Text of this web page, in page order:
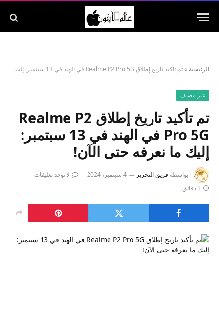
الرئيسية »تم تأكيد تاريخ إطلاق Realme P2 Pro 5G في الهند في 13 سبتمبر: إليك ما نعرفه حتى الآن!
غير مصنف
تم تأكيد تاريخ إطلاق Realme P2
Pro 5G في الهند في 13 سبتمبر:
إليك ما نعرفه حتى الآن!
بواسطة فريق التحرير 4 سبتمبر، 2024
لا توجد تعليقات
1 دقائق